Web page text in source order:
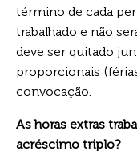
término de cada
trabalhado e não
deve ser quitado
proporcionais
convocação.
As horas extras
acréscimo triplo?